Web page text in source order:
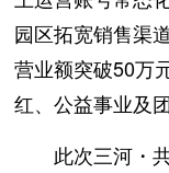
园区拓宽销售渠
营业额突破50万
红、公益事业及
此次三河・共